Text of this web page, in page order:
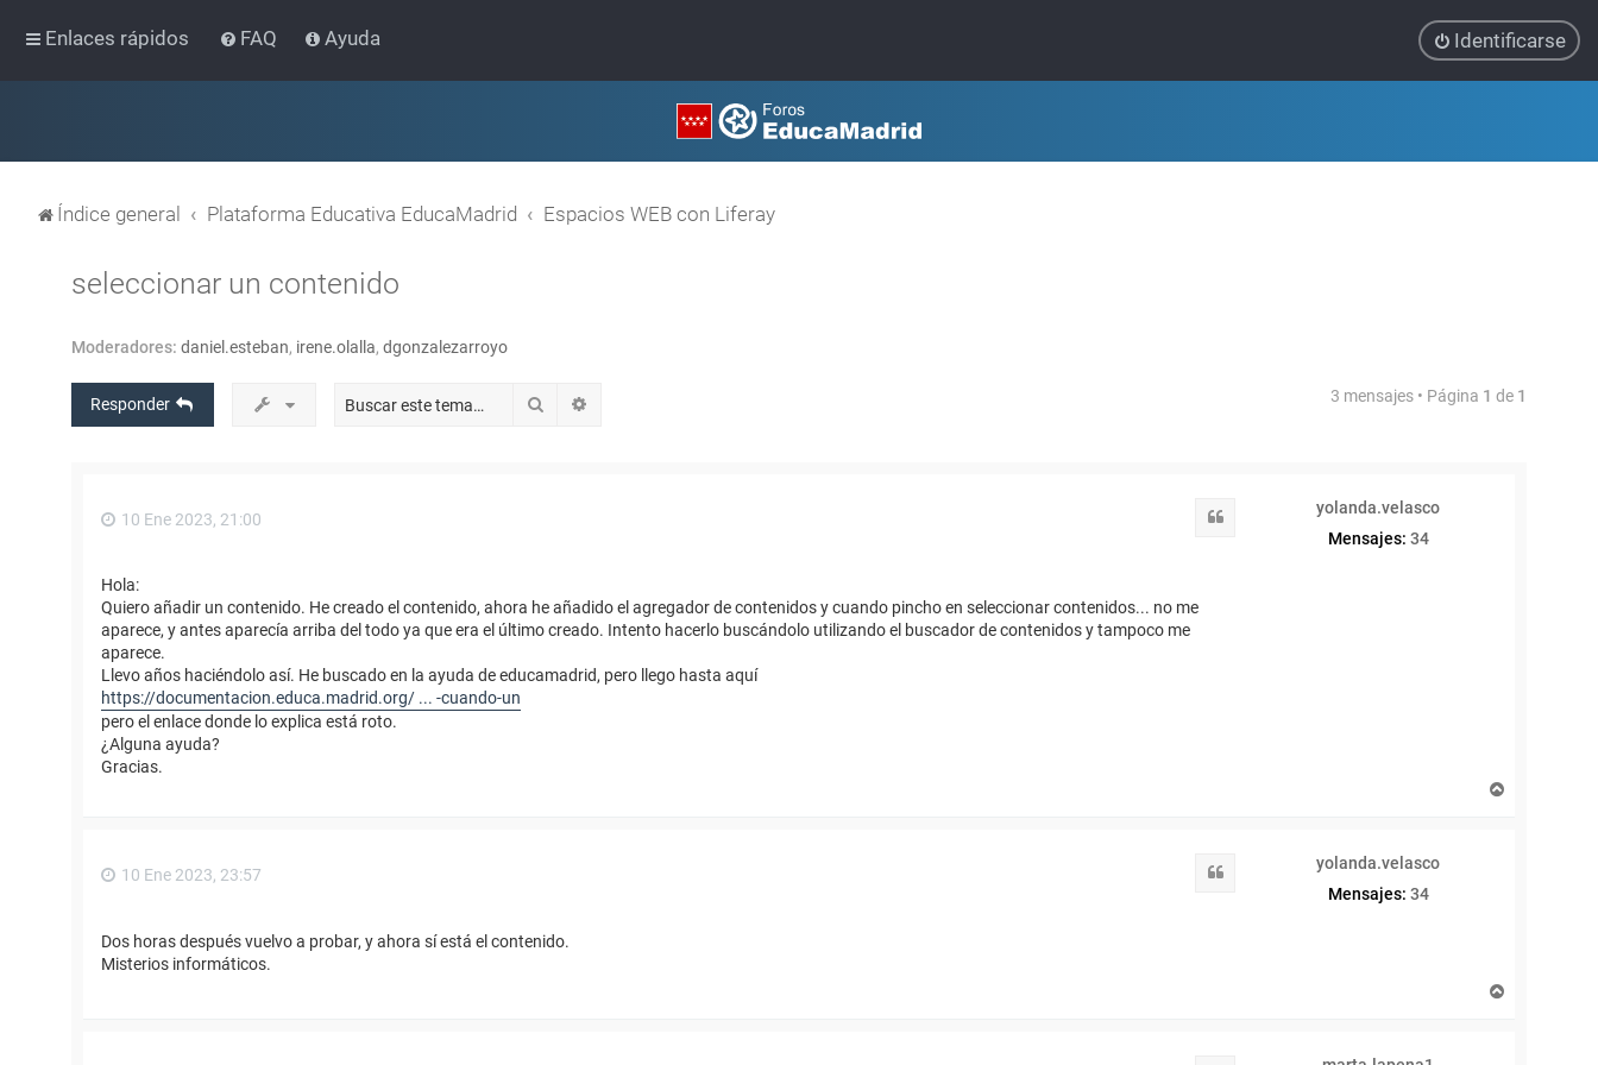
Enlaces rápidos FAQ Ayuda Identificarse
Índice general Plataforma Educativa EducaMadrid Espacios WEB con Liferay
seleccionar un contenido
Moderadores: daniel.esteban, irene.olalla, dgonzalezarroyo
Responder Buscar 3 mensajes • Página 1 de 1
yolanda.velasco
Mensajes: 34
10 Ene 2023, 21:00
Hola:
Quiero añadir un contenido. He creado el contenido, ahora he añadido el agregador de contenidos y cuando pincho en seleccionar contenidos... no me
aparece, y antes aparecía arriba del todo ya que era el último creado. Intento hacerlo buscándolo utilizando el buscador de contenidos y tampoco me
aparece.
Llevo años haciéndolo así. He buscado en la ayuda de educamadrid, pero llego hasta aquí
https://documentacion.educa.madrid.org/ ... -cuando-un
pero el enlace donde lo explica está roto.
¿Alguna ayuda?
Gracias.
yolanda.velasco
Mensajes: 34
10 Ene 2023, 23:57
Dos horas después vuelvo a probar, y ahora sí está el contenido.
Misterios informáticos.